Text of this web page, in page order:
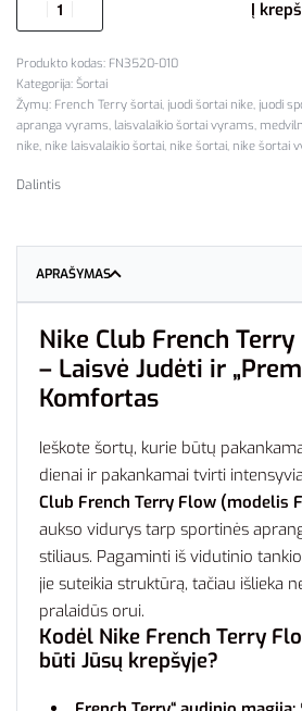
Į
FN3520-010
Kategorija: Šortai
Žymų: French Terry šortai, juodi šortai nike, juodi
apranga vyrams, laisvalaikio šortai vyrams,
nike, nike laisvalaikio šortai, nike šortai, nike šortai
Dalintis
APRAŠYMAS
Nike Club French
– Laisvė Judėti ir
Komfortas
Ieškote šortų, kurie būtų
dienai ir pakankamai tvirti
Club French Terry Flow (modelis
aukso vidurys tarp sportinės
stiliaus. Pagaminti iš vidutinio
jie suteikia struktūrą, tačiau išlieka
pralaidūs orui.
Kodėl Nike French Terry
būti Jūsų krepšyje?